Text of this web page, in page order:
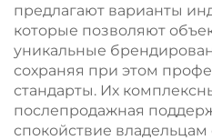
предлагают варианты
которые позволяют
уникальные
сохраняя при этом
стандарты. Их
послепродажная
спокойствие владельцам